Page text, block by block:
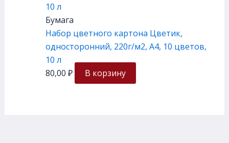
Бумага
Набор цветного картона Цветик,
односторонний, 220г/м2, А4, 10 цветов,
10 л
80,00 ₽ В корзину